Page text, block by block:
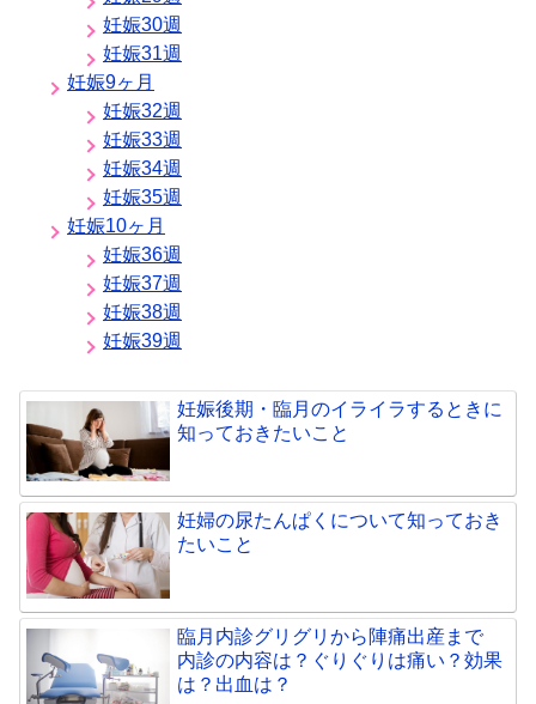
妊娠30週
妊娠31週
妊娠9ヶ月
妊娠32週
妊娠33週
妊娠34週
妊娠35週
妊娠10ヶ月
妊娠36週
妊娠37週
妊娠38週
妊娠39週
妊娠後期・臨月のイライラするときに
知っておきたいこと
妊婦の尿たんぱくについて知っておき
たいこと
臨月内診グリグリから陣痛出産まで
内診の内容は？ぐりぐりは痛い？効果
は？出血は？